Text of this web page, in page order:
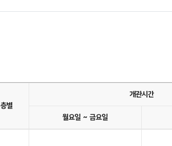
층별
개관시간
월요일 ~ 금요일